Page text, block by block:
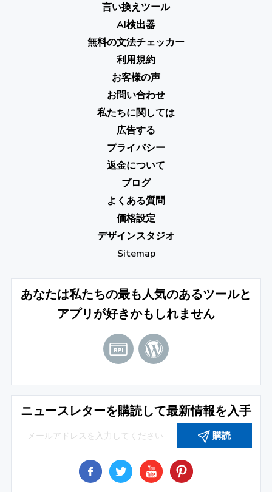
言い換えツール
AI検出器
無料の文法チェッカー
利用規約
お客様の声
お問い合わせ
私たちに関しては
広告する
プライバシー
返金について
ブログ
よくある質問
価格設定
デザインスタジオ
Sitemap
あなたは私たちの最も人気のあるツールと
アプリが好きかもしれません
ニュースレターを購読して最新情報を入手
購読